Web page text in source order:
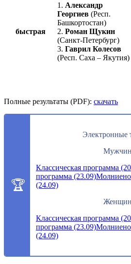
быстрая
1. Александр
Георгиев (Респ.
Башкортостан)
2. Роман Щукин
(Санкт-Петербург)
3. Гаврил Колесов
(Респ. Саха – Якутия)
Полные результаты (PDF): скачать
Электронные
Классическая программа
программа (23.09)
(24.09)
Классическая программа
программа (23.09)
(24.09)